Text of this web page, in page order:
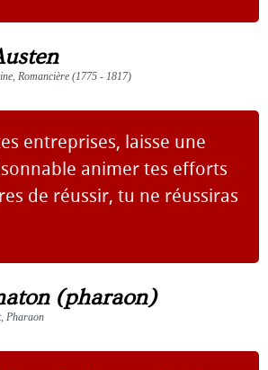
Romancière (1775 - 1817)
entreprises, laisse une
animer tes efforts
de réussir, tu ne réussiras
(pharaon)
Pharaon